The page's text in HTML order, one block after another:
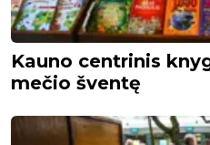
Kauno centrinis
mečio šventę